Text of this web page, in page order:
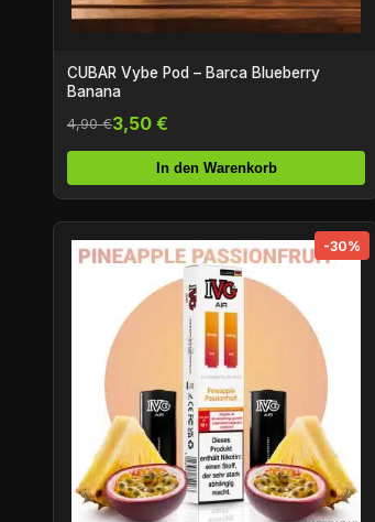
CUBAR Vybe Pod – Barca Blueberry
Banana
4,90 €3,50 €
In den Warenkorb
-30%